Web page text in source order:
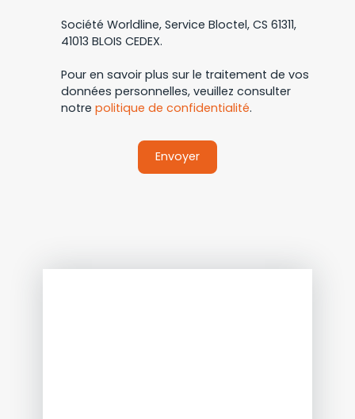
Société Worldline, Service Bloctel, CS 61311,
41013 BLOIS CEDEX.
Pour en savoir plus sur le traitement de vos
données personnelles, veuillez consulter
notre politique de confidentialité.
Envoyer